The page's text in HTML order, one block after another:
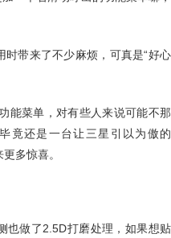
带来了不少麻烦，可真是“好心
能菜单，对有些人来说可能不那
竟还是一台让三星引以为傲的
多惊喜。
也做了2.5D打磨处理，如果想贴